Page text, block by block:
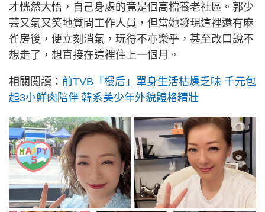
才恍然大悟，自己身處的竟是個高檔養老社區。郭少
芸又氣又笑地質問工作人員，但當她發現這裡還有麻
雀房後，便立刻消氣，玩得不亦樂乎，甚至改口說不
想走了，想直接在這裡住上一個月。
相關閱讀： 前TVB「樓后」單身生活枯燥乏味 千元包
起3小鮮肉陪伴 韓系美少年外貌體格精壯